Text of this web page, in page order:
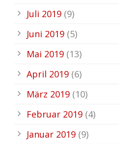
Juli 2019 (9)
Juni 2019 (5)
Mai 2019 (13)
April 2019 (6)
März 2019 (10)
Februar 2019 (4)
Januar 2019 (9)